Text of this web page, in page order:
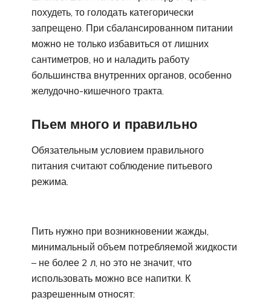
похудеть, то голодать категорически
запрещено. При сбалансированном питании
можно не только избавиться от лишних
сантиметров, но и наладить работу
большинства внутренних органов, особенно
желудочно-кишечного тракта.
Пьем много и правильно
Обязательным условием правильного
питания считают соблюдение питьевого
режима.
Пить нужно при возникновении жажды,
минимальный объем потребляемой жидкости
– не более 2 л, но это не значит, что
использовать можно все напитки. К
разрешенным относят: